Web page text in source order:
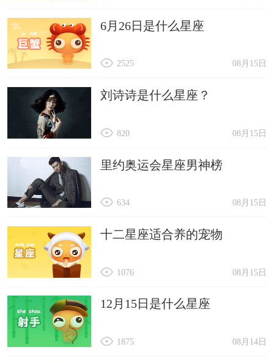
6月26日是什么星座
08月15日
2525
刘诗诗是什么星座？
08月15日
820
里约奥运会星座男神榜
08月15日
634
十二星座适合养的宠物
08月15日
1076
12月15日是什么星座
08月14日
1875